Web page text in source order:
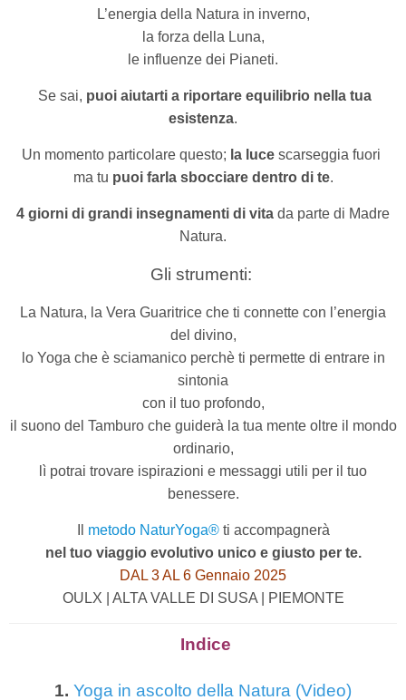
L’energia della Natura in inverno,
la forza della Luna,
le influenze dei Pianeti.
Se sai, puoi aiutarti a riportare equilibrio nella tua
esistenza.
Un momento particolare questo; la luce scarseggia fuori
ma tu puoi farla sbocciare dentro di te.
4 giorni di grandi insegnamenti di vita da parte di Madre
Natura.
Gli strumenti:
La Natura, la Vera Guaritrice che ti connette con l’energia
del divino,
lo Yoga che è sciamanico perchè ti permette di entrare in
sintonia
con il tuo profondo,
il suono del Tamburo che guiderà la tua mente oltre il mondo
ordinario,
lì potrai trovare ispirazioni e messaggi utili per il tuo
benessere.
metodo NaturYoga®ti accompagnerà
nel tuo viaggio evolutivo unico e giusto per te.
DAL 3 AL 6 Gennaio 2025
OULX | ALTA VALLE DI SUSA | PIEMONTE
Indice
1. Yoga in ascolto della Natura (Video)